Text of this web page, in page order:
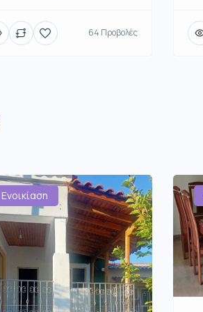
64 Προβολές
Ενοικίαση